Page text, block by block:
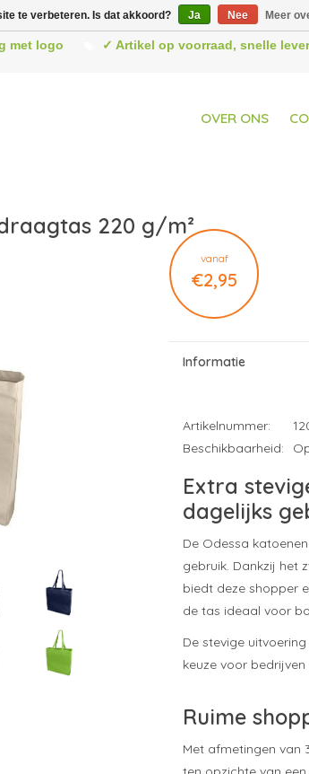
met logo
✓ Artikel op voorraad, snelle
OVER ONS
220 g/m²
vanaf
€2,95
Informatie
Artikelnummer:
Beschikbaarheid:
Extra
dagelijks
De Odessa
gebruik. Dankzij het
biedt deze shopper
de tas ideaal voor
De stevige
keuze voor
Ruime
Met afmetingen van
te verbeteren. Is dat akkoord? Ja Nee Meer